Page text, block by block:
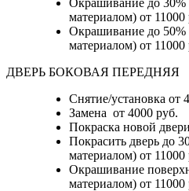
Окрашивание до 30%
материалом) от 11000
Окрашивание до 50%
материалом) от 11000
ДВЕРЬ БОКОВАЯ ПЕРЕДНЯЯ
Снятие/установка от
Замена от 4000 руб.
Покраска новой
Покрасить дверь до
материалом) от 11000
Окрашивание
материалом) от 11000